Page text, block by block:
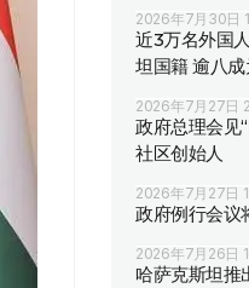
2026年7月30日
近3万名外国
坦国籍 逾八
2026年7月27日
政府总理会
社区创始人
2026年7月27日
政府例行会议
2026年7月26日
哈萨克斯坦推